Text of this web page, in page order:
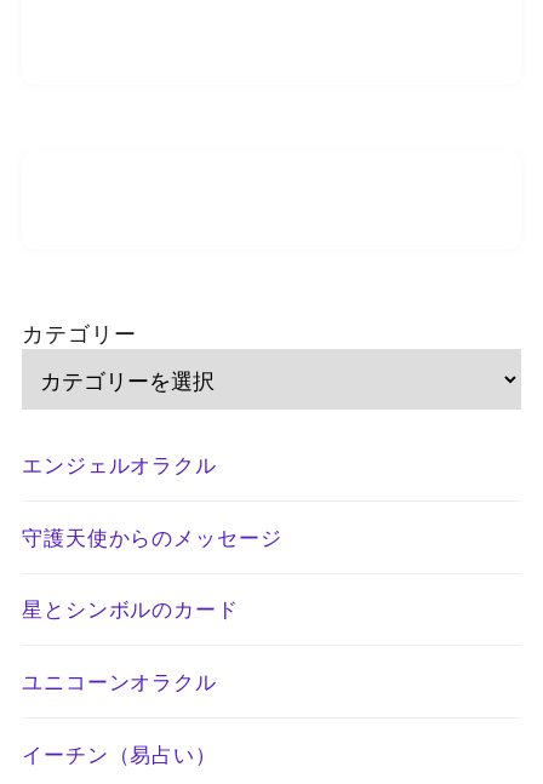
カテゴリー
エンジェルオラクル
守護天使からのメッセージ
星とシンボルのカード
ユニコーンオラクル
イーチン（易占い）